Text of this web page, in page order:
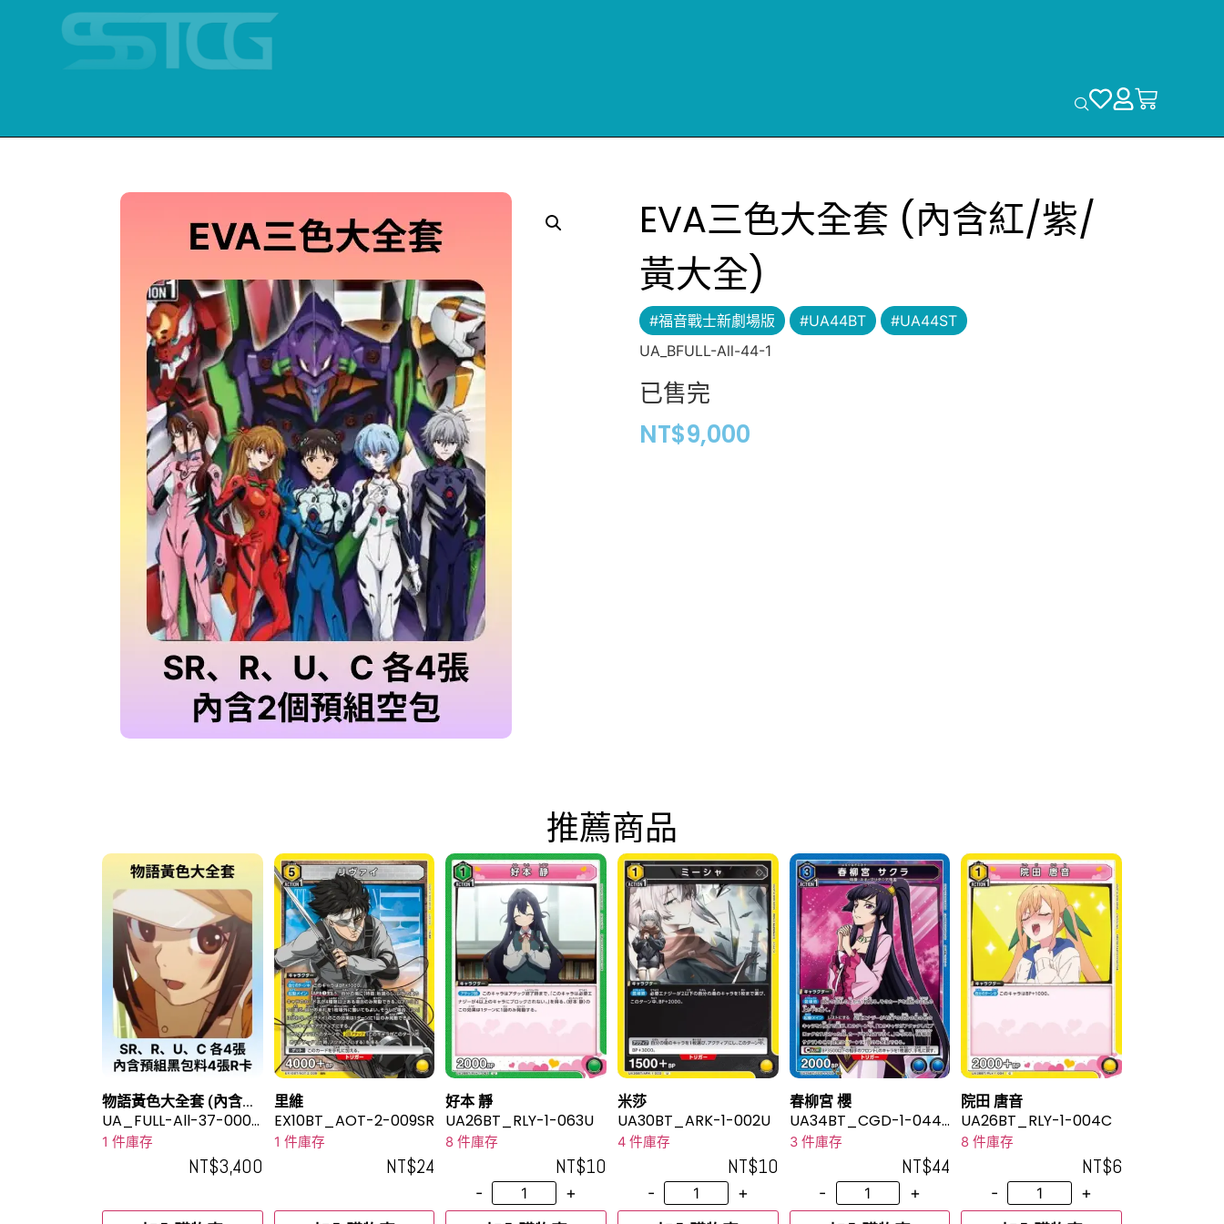
EVA三色大全套 (內含紅/紫/
黃大全)
#福音戰士新劇場版 #UA44BT
#UA44ST
UA_BFULL-All-44-1
已售完
NT$9,000
推薦商品
物語黃色大全套 (內含預
組黑包料4張R卡)
UA_FULL-All-37-0002
-1
1 件庫存
NT$3,400
里維
EX10BT_AOT-2-009SR
1 件庫存
NT$24
好本 靜
UA26BT_RLY-1-063U
8 件庫存
NT$10
-
+
米莎
UA30BT_ARK-1-002U
4 件庫存
NT$10
-
+
春柳宮 櫻
UA34BT_CGD-1-044S
R
3 件庫存
NT$44
-
+
院田 唐音
UA26BT_RLY-1-004C
8 件庫存
NT$6
-
+